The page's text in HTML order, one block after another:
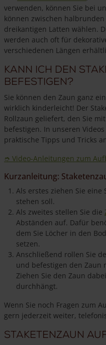
verwenden, können Sie bei
können zwischen
dreikantigen Latten wählen.
werden auch oft für
verschiedenen Längen
Kann ich den
befestigen?
Sie können den Zaun ganz
wirklich kinderleicht! Der
Rollzaun geliefert, den Sie
befestigen. In unseren
praktische Tipps und Tricks
➮ Video-Anleitungen zum
Kurzanleitung:
Als erstes ziehen Sie
stehen soll.
Als zweites stellen Sie die
Abständen auf. Dafür
dem Sie Löcher in den
setzen.
Anschließend rollen Sie
und befestigen den Zaun
Ziehen Sie den Zaun
durchhängt.
Wenn Sie noch Fragen zum
gern jederzeit weiter,
Staketenzaun